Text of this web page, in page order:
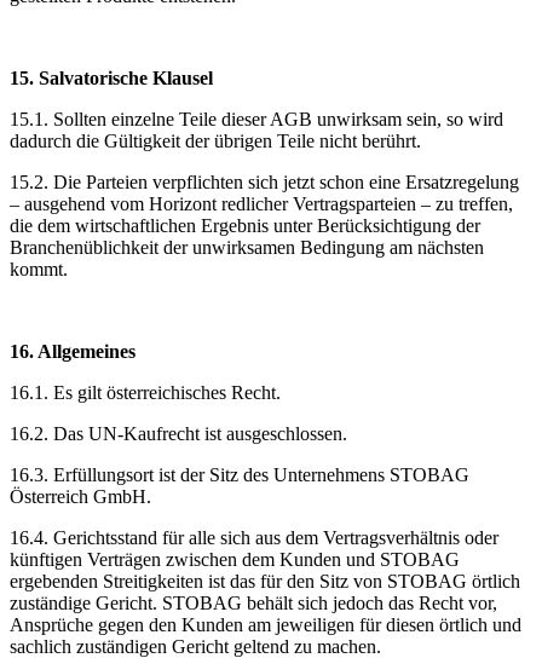
15. Salvatorische Klausel
15.1. Sollten einzelne Teile dieser AGB unwirksam sein, so wird
dadurch die Gültigkeit der übrigen Teile nicht berührt.
15.2. Die Parteien verpflichten sich jetzt schon eine Ersatzregelung
– ausgehend vom Horizont redlicher Vertragsparteien – zu treffen,
die dem wirtschaftlichen Ergebnis unter Berücksichtigung der
Branchenüblichkeit der unwirksamen Bedingung am nächsten
kommt.
16. Allgemeines
16.1. Es gilt österreichisches Recht.
16.2. Das UN-Kaufrecht ist ausgeschlossen.
16.3. Erfüllungsort ist der Sitz des Unternehmens STOBAG
Österreich GmbH.
16.4. Gerichtsstand für alle sich aus dem Vertragsverhältnis oder
künftigen Verträgen zwischen dem Kunden und STOBAG
ergebenden Streitigkeiten ist das für den Sitz von STOBAG örtlich
zuständige Gericht. STOBAG behält sich jedoch das Recht vor,
Ansprüche gegen den Kunden am jeweiligen für diesen örtlich und
sachlich zuständigen Gericht geltend zu machen.